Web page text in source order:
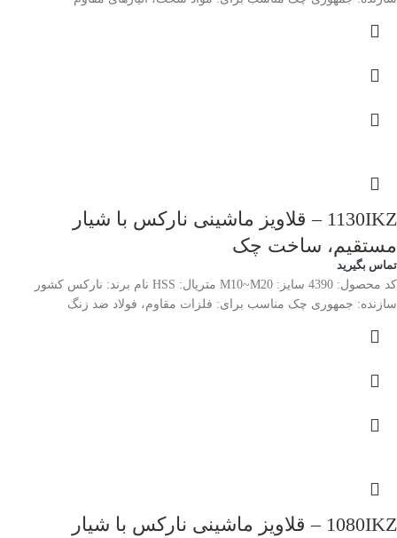
1130IKZ – قلاویز ماشینی نارکس با شیار
مستقیم، ساخت چک
تماس بگیرید
کد محصول: 4390 سایز: M10~M20 متریال: HSS نام برند: نارکس کشور
سازنده: جمهوری چک مناسب برای: فلزات مقاوم، فولاد ضد زنگ
1080IKZ – قلاویز ماشینی نارکس با شیار